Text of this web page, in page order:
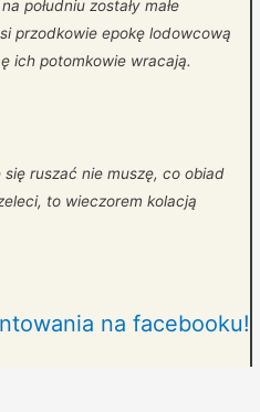
południu zostały małe
przodkowie epokę lodowcową
ich potomkowie wracają.
się ruszać nie muszę, co obiad
to wieczorem kolacją
na facebooku!